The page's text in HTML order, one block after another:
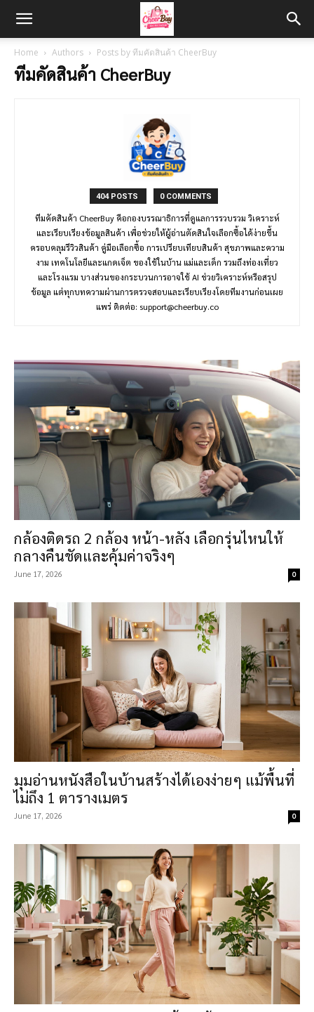
Home Authors Posts by ทีมคัดสินค้า CheerBuy
ทีมคัดสินค้า CheerBuy
404 POSTS 0 COMMENTS
ทีมคัดสินค้า CheerBuy คือกองบรรณาธิการที่ดูแลการรวบรวม วิเคราะห์
และเรียบเรียงข้อมูลสินค้า เพื่อช่วยให้ผู้อ่านตัดสินใจเลือกซื้อได้ง่ายขึ้น
ครอบคลุมรีวิวสินค้า คู่มือเลือกซื้อ การเปรียบเทียบสินค้า สุขภาพและความ
งาม เทคโนโลยีและแกดเจ็ต ของใช้ในบ้าน แม่และเด็ก รวมถึงท่องเที่ยว
และโรงแรม บางส่วนของกระบวนการอาจใช้ AI ช่วยวิเคราะห์หรือสรุป
ข้อมูล แต่ทุกบทความผ่านการตรวจสอบและเรียบเรียงโดยทีมงานก่อนเผย
แพร่ ติดต่อ: support@cheerbuy.co
กล้องติดรถ 2 กล้อง หน้า-หลัง เลือกรุ่นไหนให้
กลางคืนชัดและคุ้มค่าจริงๆ
June 17, 2026 0
มุมอ่านหนังสือในบ้านสร้างได้เองง่ายๆ แม้พื้นที่
ไม่ถึง 1 ตารางเมตร
June 17, 2026 0